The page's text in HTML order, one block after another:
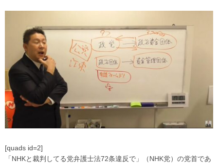
[quads id=2]
「NHKと裁判してる党弁護士法72条違反で」（NHK党）の党首であ